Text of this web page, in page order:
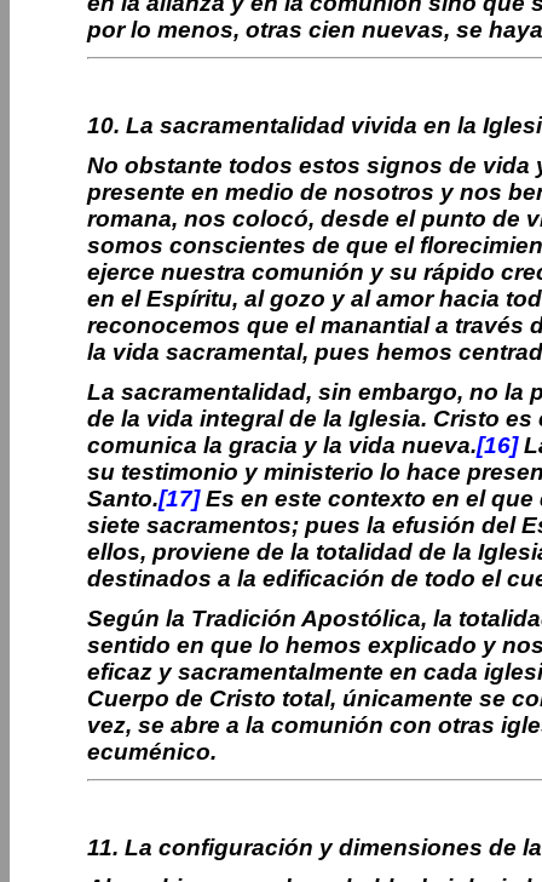
por lo menos, otras cien nuevas, se
10. La sacramentalidad vivida en la
No obstante todos estos signos de vida
presente en medio de nosotros y nos
romana, nos colocó, desde el punto de
somos conscientes de que el
ejerce nuestra comunión y su rápido
en el Espíritu, al gozo y al amor hacia
reconocemos que el manantial a través
la vida sacramental, pues hemos
La sacramentalidad, sin embargo, no la
de la vida integral de la Iglesia. Cristo
comunica la gracia y la vida nueva.[16]
su testimonio y ministerio lo hace
Santo.[17]Es en este contexto en el
siete sacramentos; pues la efusión del
ellos, proviene de la totalidad de la
destinados a la edificación de todo el
Según la Tradición Apostólica, la
sentido en que lo hemos explicado y
eficaz y sacramentalmente en cada
Cuerpo de Cristo total, únicamente se
vez, se abre a la comunión con otras
ecuménico.
11. La configuración y dimensiones de